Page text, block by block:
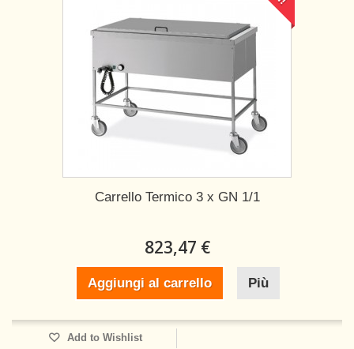
Carrello Termico 3 x GN 1/1
823,47 €
Aggiungi al carrello Più
Add to Wishlist